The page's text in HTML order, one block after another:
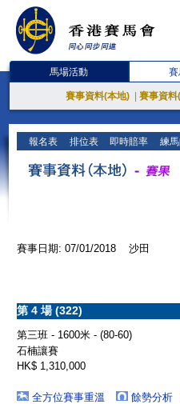
馬場活動
賽事資料(本地) 賽事資料
報名表 排位表 即時賠率 練
賽事日期: 07/01/2018 沙田
第 4 場 (322)
第三班 - 1600米 - (80-60)
石楠讓賽
HK$ 1,310,000
全方位賽事重溫
餘勢分析